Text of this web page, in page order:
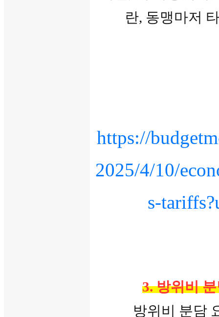
란, 동맹마저
https://
2025/4/10/
s-
3. 방위비
방위비 분담